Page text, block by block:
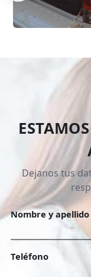
Dejanos tus
Nombre y apellido
Teléfono